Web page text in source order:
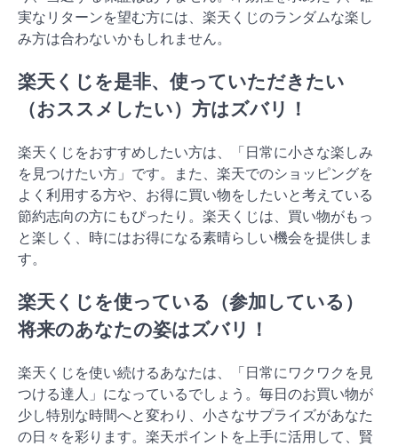
実なリターンを望む方には、楽天くじのランダムな楽し
み方は合わないかもしれません。
楽天くじを是非、使っていただきたい
（おススメしたい）方はズバリ！
楽天くじをおすすめしたい方は、「日常に小さな楽しみ
を見つけたい方」です。また、楽天でのショッピングを
よく利用する方や、お得に買い物をしたいと考えている
節約志向の方にもぴったり。楽天くじは、買い物がもっ
と楽しく、時にはお得になる素晴らしい機会を提供しま
す。
楽天くじを使っている（参加している）
将来のあなたの姿はズバリ！
楽天くじを使い続けるあなたは、「日常にワクワクを見
つける達人」になっているでしょう。毎日のお買い物が
少し特別な時間へと変わり、小さなサプライズがあなた
の日々を彩ります。楽天ポイントを上手に活用して、賢